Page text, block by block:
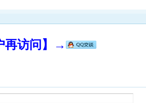
再访问】→